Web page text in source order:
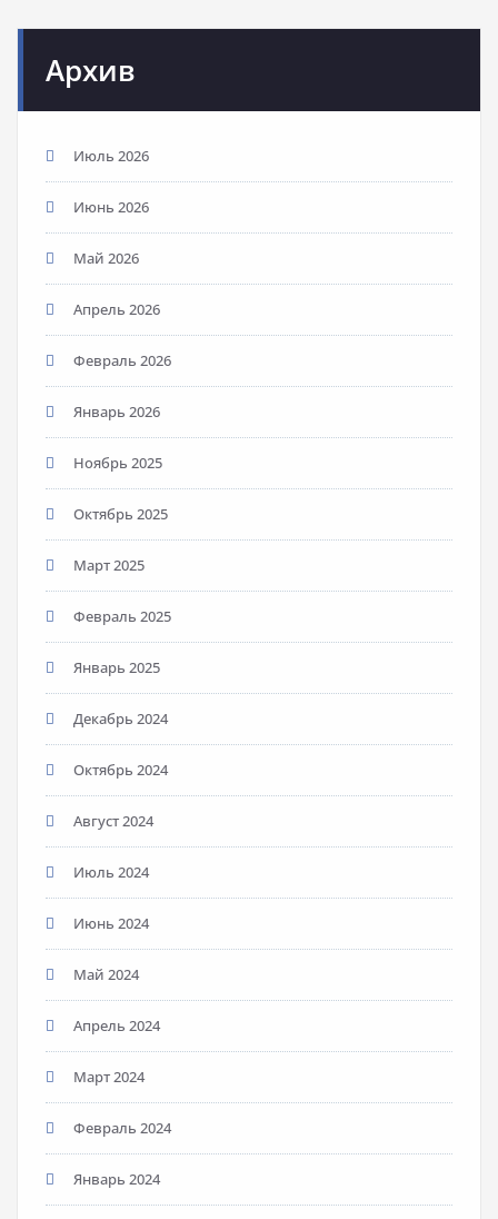
Архив
Июль 2026
Июнь 2026
Май 2026
Апрель 2026
Февраль 2026
Январь 2026
Ноябрь 2025
Октябрь 2025
Март 2025
Февраль 2025
Январь 2025
Декабрь 2024
Октябрь 2024
Август 2024
Июль 2024
Июнь 2024
Май 2024
Апрель 2024
Март 2024
Февраль 2024
Январь 2024